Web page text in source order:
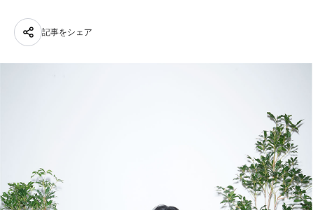
JP
記事をシェア